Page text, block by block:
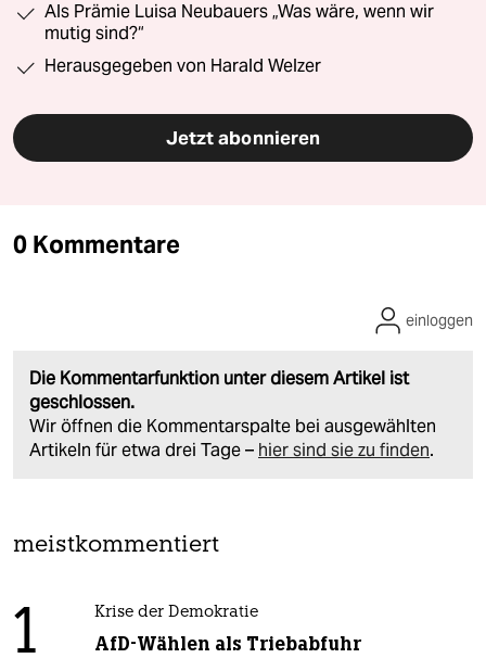
Als Prämie Luisa Neubauers „Was wäre, wenn wir
mutig sind?“
Herausgegeben von Harald Welzer
Jetzt abonnieren
0 Kommentare
Die Kommentarfunktion unter diesem Artikel ist
geschlossen.
Wir öffnen die Kommentarspalte bei ausgewählten
Artikeln für etwa drei Tage – hier sind sie zu finden.
einloggen
meistkommentiert
1 Krise der Demokratie
AfD-Wählen als Triebabfuhr